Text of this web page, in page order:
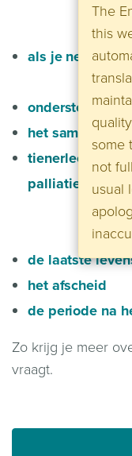
The
this
some
not
usual
als je net weet
ondersteuning
het samen
tienerleeftijd
palliatieve zorg
de laatste
het afscheid
de periode na
Zo krijg je meer
vraagt.